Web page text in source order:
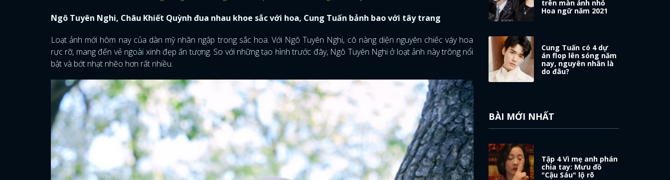
Ngô Tuyên Nghi, Châu Khiết Quỳnh đua nhau khoe sắc với hoa, Cung Tuấn bảnh bao với tây trang
Loạt ảnh mới hôm nay của dàn mỹ nhân ngập trong sắc hoa. Với Ngô Tuyên Nghi, cô nàng diện nguyên chiếc váy hoa
rực rỡ, mang đến vẻ ngoài xinh đẹp ấn tượng. So với những tạo hình trước đây, Ngô Tuyên Nghi ở loạt ảnh này trông nổi
bật và bớt nhạt nhẽo hơn rất nhiều.
trên màn ảnh nhỏ
Hoa ngữ năm 2021
Cung Tuấn có 4 dự
án flop lên sóng năm
nay, nguyên nhân là
do đâu?
BÀI MỚI NHẤT
Tập 4 Vì mẹ anh phán
chia tay: Mưu đồ
"Cậu Sáu" lộ rõ